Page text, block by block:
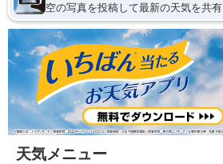
空の写真を投稿して最新の天気を共有
天気メニュー